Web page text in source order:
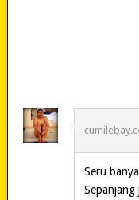
Seru
Sepanjang